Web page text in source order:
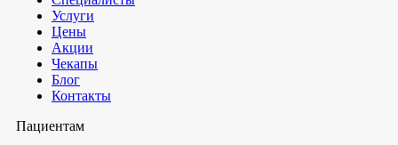
Услуги
Цены
Акции
Чекапы
Блог
Контакты
Пациентам